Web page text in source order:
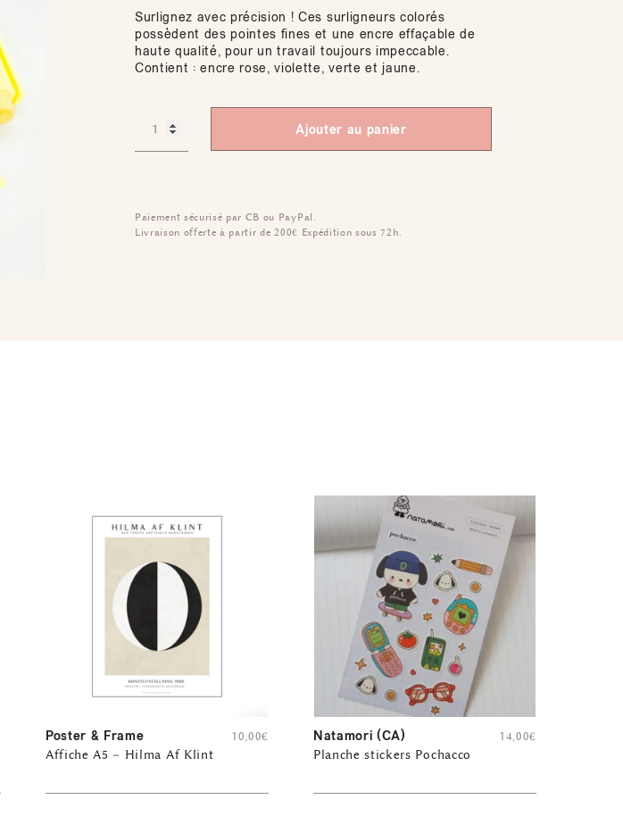
Surlignez avec précision ! Ces surligneurs colorés
possèdent des pointes fines et une encre effaçable de
haute qualité, pour un travail toujours impeccable.
Contient : encre rose, violette, verte et jaune.
Ajouter au panier
Paiement sécurisé par CB ou PayPal.
Livraison offerte à partir de 200€ Expédition sous 72h.
Poster & Frame
Affiche A5 – Hilma Af Klint
10,00€ Natamori (CA)
Planche stickers Pochacco
14,00€